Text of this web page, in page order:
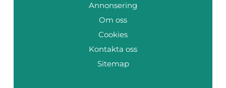
Annonsering
Om oss
Cookies
Kontakta oss
Sitemap